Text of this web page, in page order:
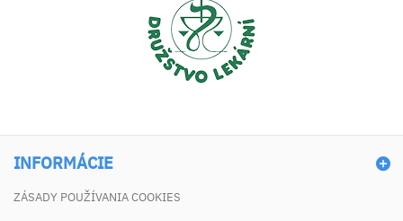
INFORMÁCIE
ZÁSADY POUŽÍVANIA COOKIES